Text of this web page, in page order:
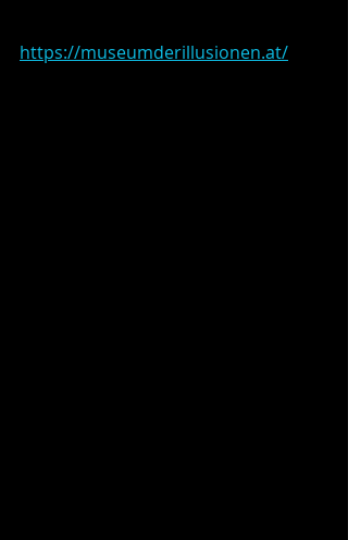
https://museumderillusionen.at/